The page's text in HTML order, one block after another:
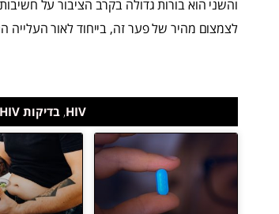
והשני הוא בורות גדולה בקרב הציבור על
לצמצום מהיר של פער זה, בייחוד לאור העלייה
HIV
,בדיקות HIV